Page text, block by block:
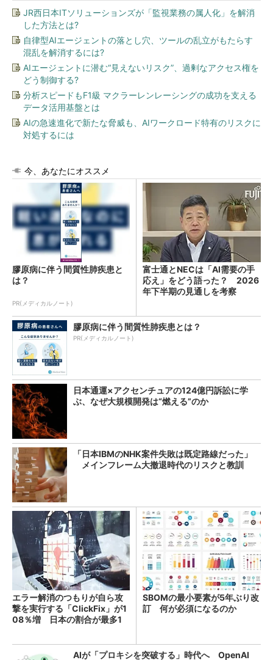
JR西日本ITソリューションズが「監視業務の属人化」を解消
した方法とは?
自律型AIエージェントの落とし穴、ツールの乱立がもたらす
混乱を解消するには?
AIエージェントに潜む“見えないリスク”、過剰なアクセス権を
どう制御する?
分析スピードもF1級 マクラーレンレーシングの成功を支える
データ活用基盤とは
AIの急速進化で新たな脅威も、AIワークロード特有のリスクに
対処するには
今、あなたにオススメ
膠原病に伴う間質性肺疾患と
は？
PR(メディカルノート)
富士通とNECは「AI需要の手
応え」をどう語った？ 2026
年下半期の見通しを考察
膠原病に伴う間質性肺疾患とは？
PR(メディカルノート)
日本通運×アクセンチュアの124億円訴訟に学
ぶ、なぜ大規模開発は“燃える”のか
「日本IBMのNHK案件失敗は既定路線だった」
メインフレーム大撤退時代のリスクと教訓
エラー解消のつもりが自ら攻
撃を実行する「ClickFix」が1
08％増 日本の割合が最多1
SBOMの最小要素が5年ぶり改
訂 何が必須になるのか
AIが「プロキシを突破する」時代へ OpenAI